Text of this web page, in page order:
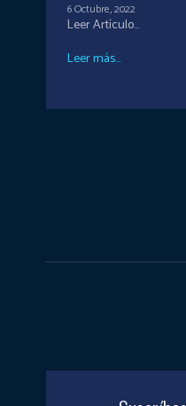
6 Octubre, 2022
Leer Artículo...
Leer más...